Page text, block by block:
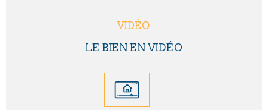
VIDÉO
LE BIEN EN VIDÉO